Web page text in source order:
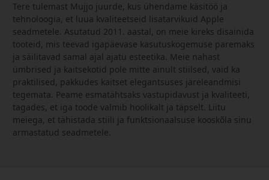
Tere tulemast Mujjo juurde, kus ühendame käsitöö ja
tehnoloogia, et luua kvaliteetseid lisatarvikuid Apple
seadmetele. Asutatud 2011. aastal, on meie kireks disainida
tooteid, mis teevad igapäevase kasutuskogemuse paremaks
ja säilitavad samal ajal ajatu esteetika. Meie nahast
ümbrised ja kaitsekotid pole mitte ainult stiilsed, vaid ka
praktilised, pakkudes kaitset elegantsuses järeleandmisi
tegemata. Peame esmatähtsaks vastupidavust ja kvaliteeti,
tagades, et iga toode valmib hoolikalt ja täpselt. Liitu
meiega, et tähistada stiili ja funktsionaalsuse kooskõla sinu
armastatud seadmetele.